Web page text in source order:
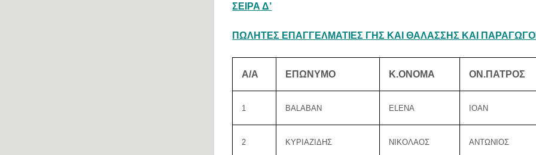
ΣΕΙΡΑ Δ’
ΠΩΛΗΤΕΣ ΕΠΑΓΓΕΛΜΑΤΙΕΣ ΓΗΣ ΚΑΙ ΘΑΛΑΣΣΗΣ ΚΑΙ ΠΑΡΑΓΩΓΟΙ
Α/Α ΕΠΩΝΥΜΟ Κ.ΟΝΟΜΑ ΟΝ.ΠΑΤΡΟΣ
1 ΒΑLABAN ELENA IOAN
2 ΚΥΡΙΑΖΙΔΗΣ ΝΙΚΟΛΑΟΣ ΑΝΤΩΝΙΟΣ